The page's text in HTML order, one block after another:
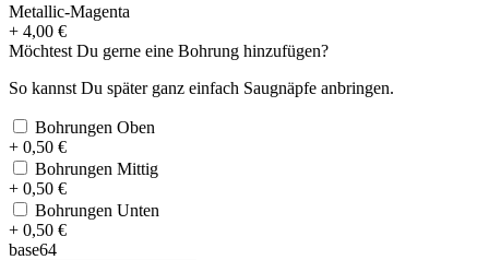
Metallic-Magenta
+ 4,00 €
Möchtest Du gerne eine Bohrung hinzufügen?
So kannst Du später ganz einfach Saugnäpfe anbringen.
Bohrungen Oben
+ 0,50 €
Bohrungen Mittig
+ 0,50 €
Bohrungen Unten
+ 0,50 €
base64